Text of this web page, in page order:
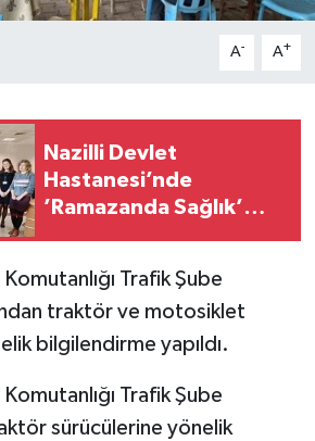
A- A+
Nazilli Devlet
Hastanesi’nde
’Ramazanda Sağlık’
Trafik Şube
traktör ve motosiklet
bilgilendirme yapıldı.
Trafik Şube
sürücülerine yönelik